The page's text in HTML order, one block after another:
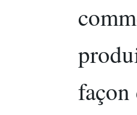
façon